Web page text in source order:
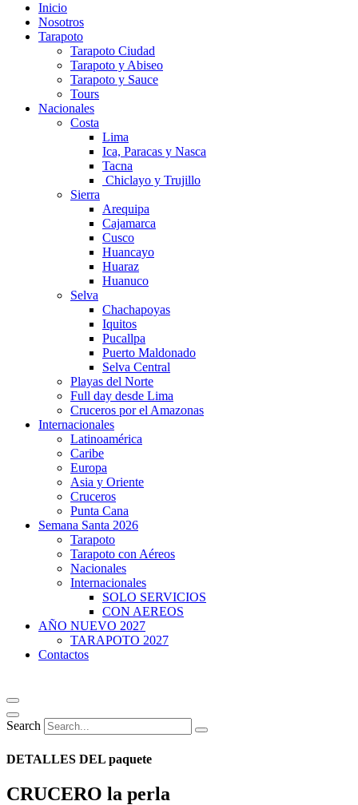
Inicio
Nosotros
Tarapoto
Tarapoto Ciudad
Tarapoto y Abiseo
Tarapoto y Sauce
Tours
Nacionales
Costa
Lima
Ica, Paracas y Nasca
Tacna
Chiclayo y Trujillo
Sierra
Arequipa
Cajamarca
Cusco
Huancayo
Huaraz
Huanuco
Selva
Chachapoyas
Iquitos
Pucallpa
Puerto Maldonado
Selva Central
Playas del Norte
Full day desde Lima
Cruceros por el Amazonas
Internacionales
Latinoamérica
Caribe
Europa
Asia y Oriente
Cruceros
Punta Cana
Semana Santa 2026
Tarapoto
Tarapoto con Aéreos
Nacionales
Internacionales
SOLO SERVICIOS
CON AEREOS
AÑO NUEVO 2027
TARAPOTO 2027
Contactos
Search
DETALLES DEL paquete
CRUCERO la perla